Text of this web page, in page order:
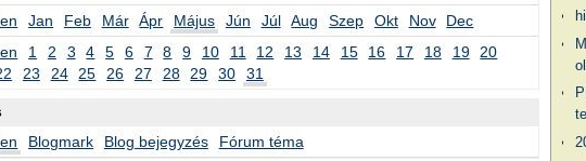
Jan Feb Már Ápr Május Jún Júl Aug Szep Okt Nov
Dec
1 2 3 4 5 6 7 8 9 10 11 12 13 14 15 16 17 18 19
20
23 24 25 26 27 28 29 30 31
Blogmark Blog bejegyzés Fórum téma